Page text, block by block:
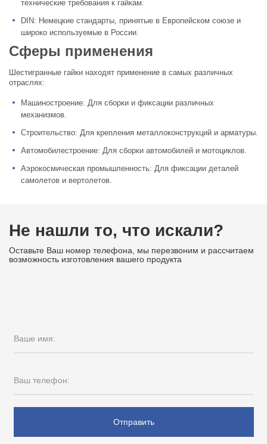
технические требования к гайкам.
DIN: Немецкие стандарты, принятые в Европейском союзе и
широко используемые в России.
Сферы применения
Шестигранные гайки находят применение в самых различных
отраслях:
Машиностроение: Для сборки и фиксации различных
механизмов.
Строительство: Для крепления металлоконструкций и арматуры.
Автомобилестроение: Для сборки автомобилей и мотоциклов.
Аэрокосмическая промышленность: Для фиксации деталей
самолетов и вертолетов.
Не нашли то, что искали?
Оставьте Ваш номер телефона, мы перезвоним и рассчитаем
возможность изготовления вашего продукта
Ваше имя:
Ваш телефон:
Отправить